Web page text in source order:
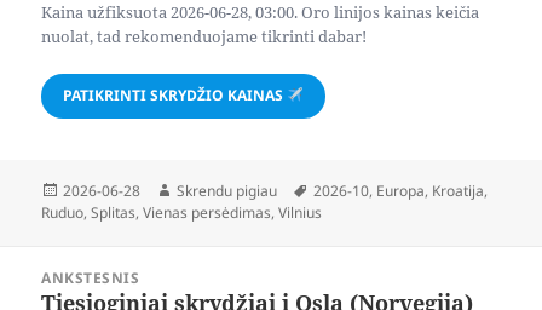
Kaina užfiksuota 2026-06-28, 03:00. Oro linijos kainas keičia
nuolat, tad rekomenduojame tikrinti dabar!
PATIKRINTI SKRYDŽIO KAINAS
Paskelbta
2026-06-28 Autorius
Skrendu pigiau Žymos
2026-10, Europa, Kroatija,
Ruduo,Splitas,Vienas persėdimas,Vilnius
ANKSTESNIS
Ankstesnis
Tiesioginiai skrydžiai į Oslą (Norvegija)